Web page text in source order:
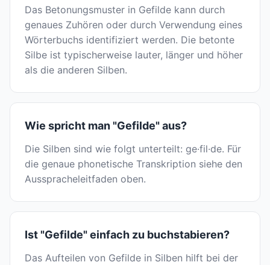
Das Betonungsmuster in Gefilde kann durch
genaues Zuhören oder durch Verwendung eines
Wörterbuchs identifiziert werden. Die betonte
Silbe ist typischerweise lauter, länger und höher
als die anderen Silben.
Wie spricht man "Gefilde" aus?
Die Silben sind wie folgt unterteilt: ge·fil·de. Für
die genaue phonetische Transkription siehe den
Ausspracheleitfaden oben.
Ist "Gefilde" einfach zu buchstabieren?
Das Aufteilen von Gefilde in Silben hilft bei der